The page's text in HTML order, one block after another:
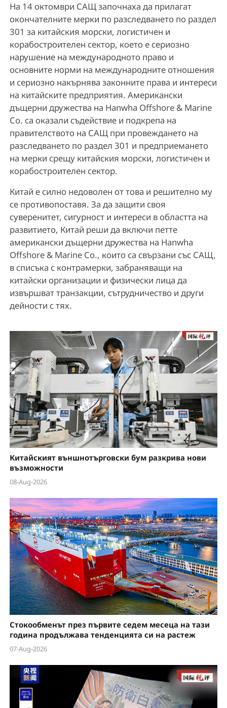
На 14 октомври САЩ започнаха да прилагат
окончателните мерки по разследването по раздел
301 за китайския морски, логистичен и
корабостроителен сектор, което е сериозно
нарушение на международното право и
основните норми на международните отношения
и сериозно накърнява законните права и интереси
на китайските предприятия. Американски
дъщерни дружества на Hanwha Offshore & Marine
Co. са оказали съдействие и подкрепа на
правителството на САЩ при провеждането на
разследването по раздел 301 и предприемането
на мерки срещу китайския морски, логистичен и
корабостроителен сектор.
Китай е силно недоволен от това и решително му
се противопоставя. За да защити своя
суверенитет, сигурност и интереси в областта на
развитието, Китай реши да включи петте
американски дъщерни дружества на Hanwha
Offshore & Marine Co., които са свързани със САЩ,
в списъка с контрамерки, забраняващи на
китайски организации и физически лица да
извършват транзакции, сътрудничество и други
дейности с тях.
Китайският външнотърговски бум разкрива нови
възможности
08-Aug-2026
Стокообменът през първите седем месеца на тази
година продължава тенденцията си на растеж
07-Aug-2026